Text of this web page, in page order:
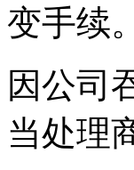
变手续。
因公司
当处理